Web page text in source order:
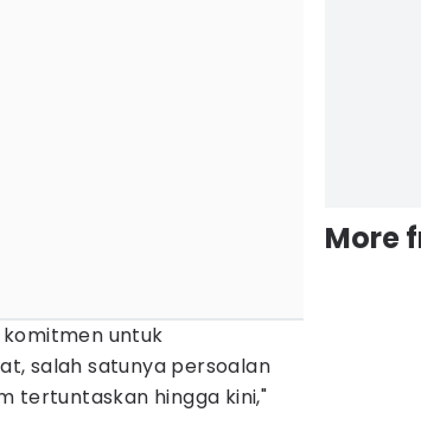
untuk
salah satunya persoalan
tertuntaskan hingga kini,"
More